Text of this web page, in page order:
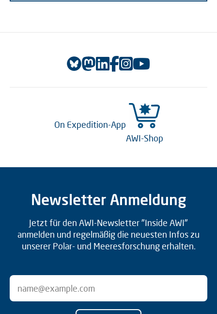
On Expedition-App
AWI-Shop
Newsletter Anmeldung
Jetzt für den AWI-Newsletter "Inside AWI"
anmelden und regelmäßig die neuesten Infos zu
unserer Polar- und Meeresforschung erhalten.